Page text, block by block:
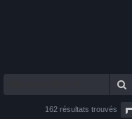
162 résultats trouvés